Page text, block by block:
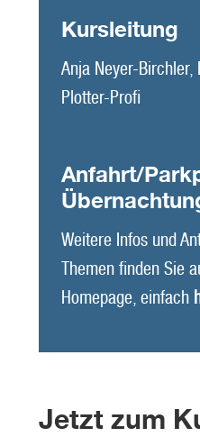
Kursleitung
Anja Neyer-
Plotter-Profi
Anfahrt/
Weitere Infos und
Themen finden Sie
Homepage, einfach
Jetzt zum